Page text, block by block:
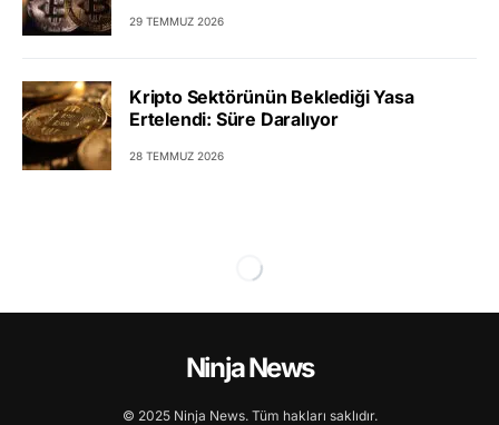
29 TEMMUZ 2026
Kripto Sektörünün Beklediği Yasa
Ertelendi: Süre Daralıyor
28 TEMMUZ 2026
Ninja News
© 2025 Ninja News. Tüm hakları saklıdır.